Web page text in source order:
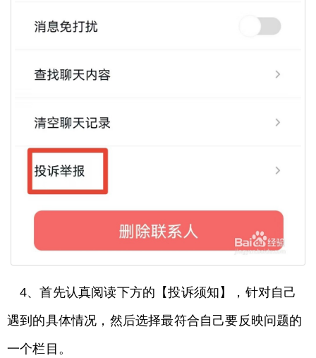
4、首先认真阅读下方的【投诉须知】，针对自己
遇到的具体情况，然后选择最符合自己要反映问题的
一个栏目。